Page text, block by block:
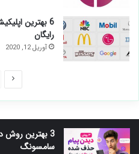
6 بهترین
رایگان
آوریل 12, 2020
صفحه
3 بهترین روش
سامسونگ